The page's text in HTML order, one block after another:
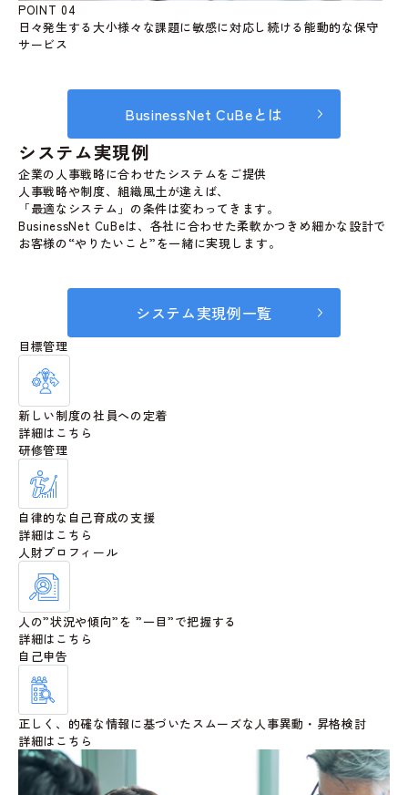
POINT 04
日々発生する大小様々な課題に敏感に対応し続ける能動的な保守
サービス
BusinessNet CuBeとは
システム実現例
企業の人事戦略に合わせたシステムをご提供
人事戦略や制度、組織風土が違えば、
「最適なシステム」の条件は変わってきます。
BusinessNet CuBeは、各社に合わせた柔軟かつきめ細かな設計で
お客様の“やりたいこと”を一緒に実現します。
システム実現例一覧
目標管理
新しい制度の社員への定着
詳細はこちら
研修管理
自律的な自己育成の支援
詳細はこちら
人財プロフィール
人の”状況や傾向”を ”一目”で把握する
詳細はこちら
自己申告
正しく、的確な情報に基づいたスムーズな人事異動・昇格検討
詳細はこちら